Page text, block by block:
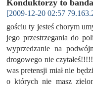
Konduktorzy to
[2009-12-20 02:57
gościu ty jesteś chorym
jego przestrzegania do
wyprzedzanie na
drogowego nie
was pretensji miał nie
o których nie masz